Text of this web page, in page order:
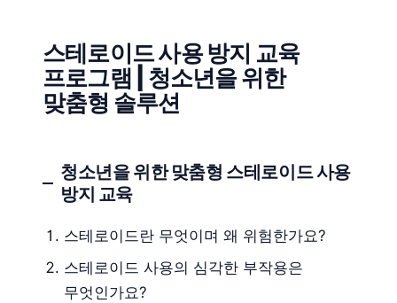
스테로이드 사용 방지 교육
프로그램 | 청소년을 위한
맞춤형 솔루션
청소년을 위한 맞춤형 스테로이드 사용
방지 교육
스테로이드란 무엇이며 왜 위험한가요?
스테로이드 사용의 심각한 부작용은
무엇인가요?